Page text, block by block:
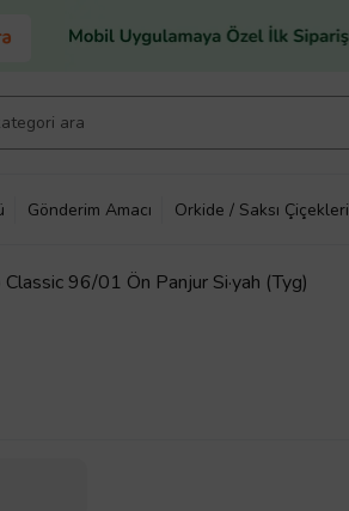
Gönderim Amacı Orkide / Saksı Çiçekleri
96/01 Ön Panjur Si·yah (Tyg)